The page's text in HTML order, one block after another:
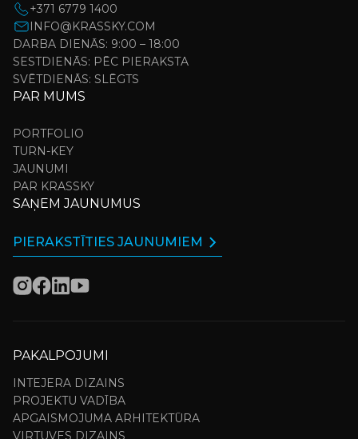
+371 6779 1400
INFO@KRASSKY.COM
DARBA DIENĀS: 9:00 – 18:00
SESTDIENĀS: PĒC PIERAKSTA
SVĒTDIENĀS: SLĒGTS
PAR MUMS
PORTFOLIO
TURN-KEY
JAUNUMI
PAR KRASSKY
SAŅEM JAUNUMUS
PIERAKSTĪTIES JAUNUMIEM
PAKALPOJUMI
INTEJERA DIZAINS
PROJEKTU VADĪBA
APGAISMOJUMA ARHITEKTŪRA
VIRTUVES DIZAINS